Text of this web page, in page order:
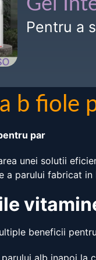
Pentru a
b fiole
par
unei solutii
a parului fabricat in
beneficii